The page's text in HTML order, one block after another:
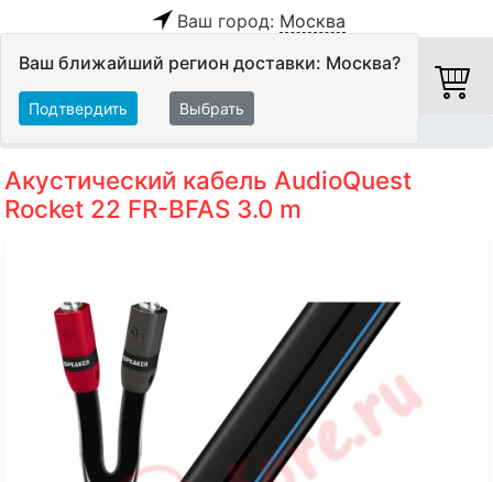
Ваш город: Москва
Ваш ближайший регион доставки: Москва?
Подтвердить Выбрать
Акустический кабель AudioQuest
Rocket 22 FR-BFAS 3.0 m